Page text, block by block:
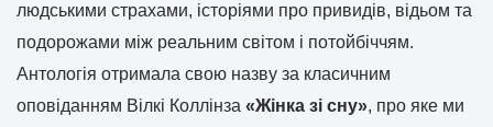
людськими страхами, історіями про привидів, відьом та
подорожами між реальним світом і потойбіччям.
Антологія отримала свою назву за класичним
оповіданням Вілкі Коллінза «Жінка зі сну», про яке ми